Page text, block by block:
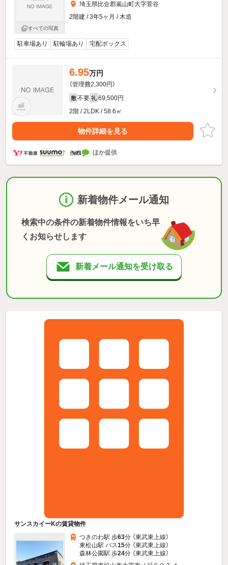
すべての写真
埼玉県比企郡嵐山町大字菅谷
2階建 / 3年5ヶ月 / 木造
駐車場あり 駐輪場あり 宅配ボックス
6.95万円
（管理費2,300円）
敷 不要 礼 69,500円
2階 / 2LDK / 58.6㎡
物件詳細を見る
ほか提供
新着物件メール通知
検索中の条件の新着物件情報をいち早
くお知らせします
新着メール通知を受け取る
サンスカイーKの賃貸物件
つきのわ駅 歩63分 （東武東上線）
東松山駅 バス15分 （東武東上線）
森林公園駅 歩24分 （東武東上線）